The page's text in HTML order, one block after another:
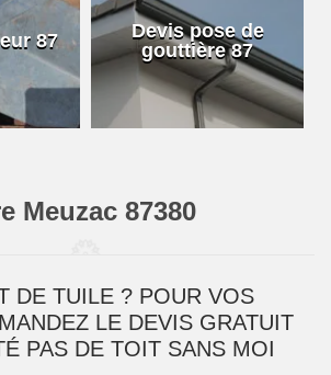
87
Devis pose de
gouttière 87
Meuzac 87380
DE TUILE ? POUR VOS
LE DEVIS GRATUIT
PAS DE TOIT SANS MOI